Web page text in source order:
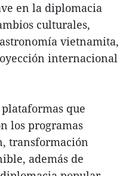
en la diplomacia
culturales,
vietnamita,
internacional
que
los programas
transformación
además de